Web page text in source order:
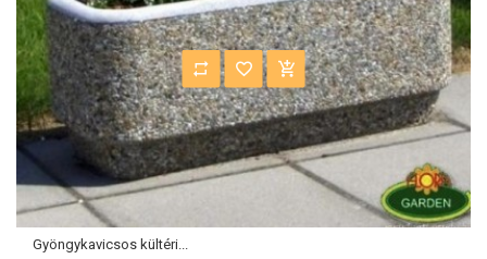
Gyöngykavicsos kültéri...